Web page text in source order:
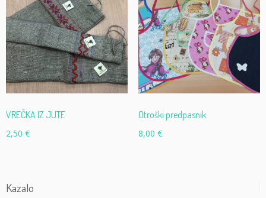
VREČKA IZ JUTE
2,50 €
Otroški predpasnik
8,00 €
Kazalo